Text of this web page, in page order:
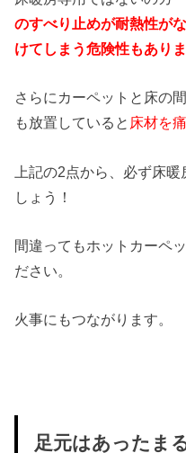
のすべり止めが耐熱性が
けてしまう危険性もありま
さらにカーペットと床の
も放置していると 床材を
上記の2点から、必ず床
しょう
！
間違ってもホットカーペ
ださい。
火事にもつながります。
足元はあったま